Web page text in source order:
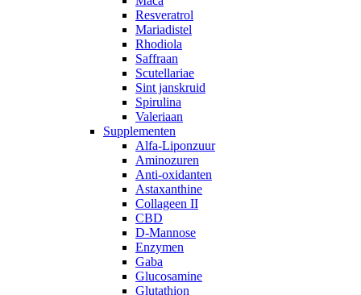
Resveratrol
Mariadistel
Rhodiola
Saffraan
Scutellariae
Sint janskruid
Spirulina
Valeriaan
Supplementen
Alfa-Liponzuur
Aminozuren
Anti-oxidanten
Astaxanthine
Collageen II
CBD
D-Mannose
Enzymen
Gaba
Glucosamine
Glutathion